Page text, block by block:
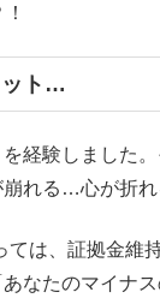
ット…
経験しました
れる…心が折
ては、証拠金維
なたのマイナ